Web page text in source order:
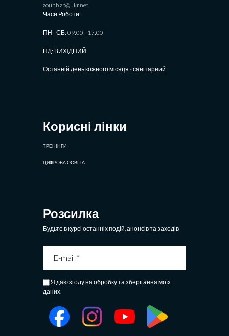
zounb.zp@ukr.net
Часи Роботи:
ПН - СБ: 09:00 - 17:00
НД: ВИХIДНИЙ
Останній день кожного місяця - санітарний
Корисні лінки
ТРЕНІНГИ
ЦИФРОВА ОСВІТА
Розсилка
Будьте в курсі останніх подій, анонсів та заходів
Я даю згоду на обробку та зберігання моїх
даних.